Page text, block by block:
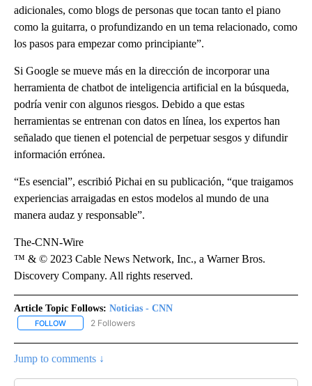
adicionales, como blogs de personas que tocan tanto el piano
como la guitarra, o profundizando en un tema relacionado, como
los pasos para empezar como principiante”.
Si Google se mueve más en la dirección de incorporar una
herramienta de chatbot de inteligencia artificial en la búsqueda,
podría venir con algunos riesgos. Debido a que estas
herramientas se entrenan con datos en línea, los expertos han
señalado que tienen el potencial de perpetuar sesgos y difundir
información errónea.
“Es esencial”, escribió Pichai en su publicación, “que traigamos
experiencias arraigadas en estos modelos al mundo de una
manera audaz y responsable”.
The-CNN-Wire
™ & © 2023 Cable News Network, Inc., a Warner Bros.
Discovery Company. All rights reserved.
Article Topic Follows: Noticias - CNN
FOLLOW FOLLOW "NOTICIAS - CNN" TO RECEIVE NOTIFICATIONS ABOUT
2 Followers
Jump to comments ↓